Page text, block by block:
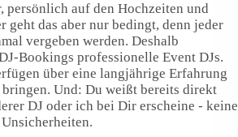
auf den Hochzeiten und
geht das aber nur bedingt, denn jeder
vergeben werden. Deshalb
Bookings professionelle Event DJs.
über eine langjährige Erfahrung
Und: Du weißt bereits direkt
DJ oder ich bei Dir erscheine - keine